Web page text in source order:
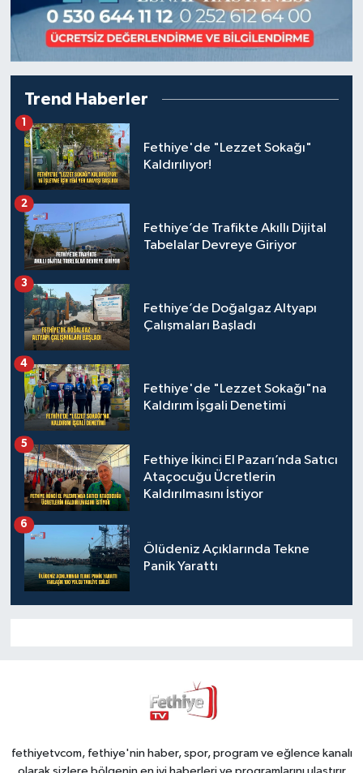
Trend Haberler
Fethiye'de "Lezzet Sokağı"
Kaldırılıyor!
1
Fethiye’de Trafikte Akıllı Dijital
Tabelalar Devreye Giriyor
2
Fethiye’de Doğalgaz Altyapı
Çalışmaları Başladı
3
Fethiye'de "Lezzet Sokağı"na
Kaldırım İşgali Denetimi
4
Fethiye İkinci El Pazarı’nda Satıcı
Ataçocuğu Ücretlerin
Kaldırılmasını İstiyor
5
Ölüdeniz Açıklarında Tekne
Panik Yarattı
6
fethiyetvcom, fethiye'nin haber, spor, program ve eğlence kanalı